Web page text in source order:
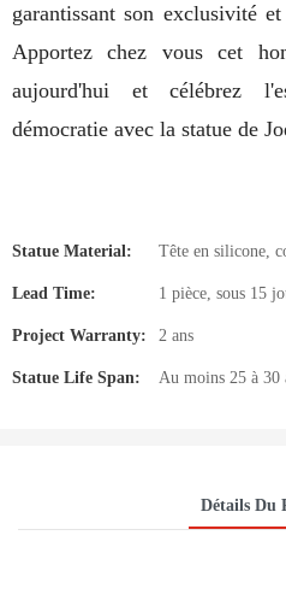
garantissant son exclusivité
Apportez chez vous cet
aujourd'hui et célébrez
démocratie avec la statue de
Statue Material: Tête en silicone,
Lead Time: 1 pièce, sous 15
Project Warranty: 2 ans
Statue Life Span: Au moins 25 à 30
Détails Du